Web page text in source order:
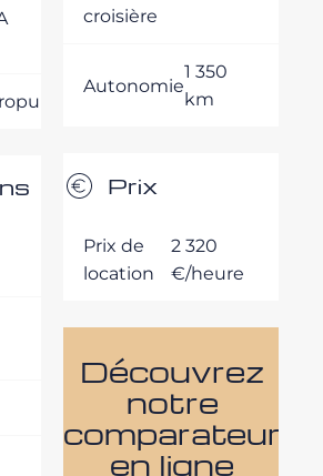
croisière
Autonomie
1 350
km
Prix
Prix de
location
2 320
€/heure
Découvrez
notre
comparateur
en ligne